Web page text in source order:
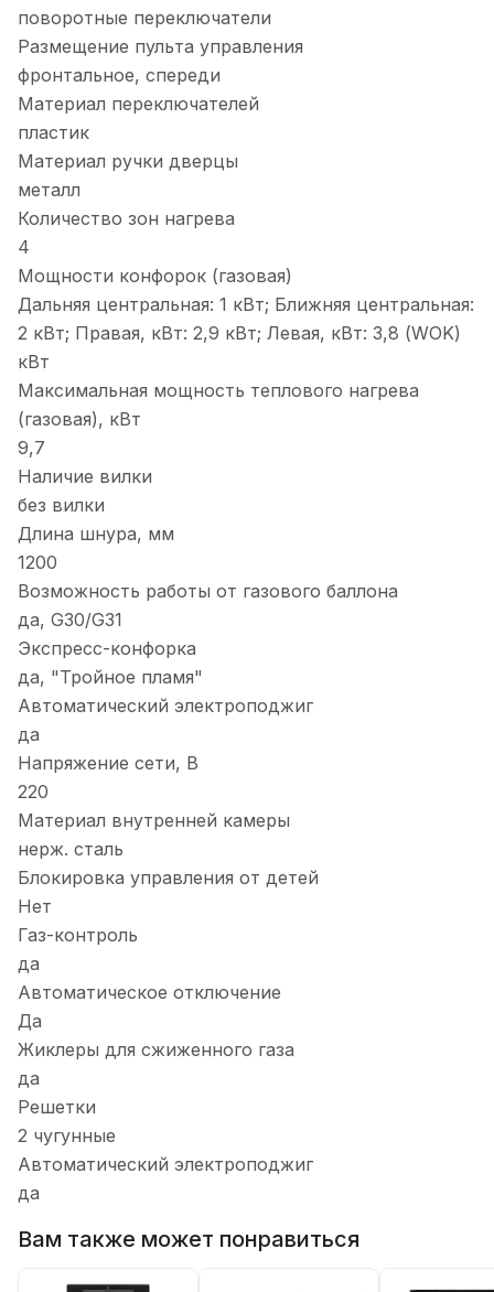
поворотные переключатели
Размещение пульта управления
фронтальное, спереди
Материал переключателей
пластик
Материал ручки дверцы
металл
Количество зон нагрева
4
Мощности конфорок (газовая)
Дальняя центральная: 1 кВт; Ближняя центральная:
2 кВт; Правая, кВт: 2,9 кВт; Левая, кВт: 3,8 (WOK)
кВт
Максимальная мощность теплового нагрева
(газовая), кВт
9,7
Наличие вилки
без вилки
Длина шнура, мм
1200
Возможность работы от газового баллона
да, G30/G31
Экспресс-конфорка
да, "Тройное пламя"
Автоматический электроподжиг
да
Напряжение сети, В
220
Материал внутренней камеры
нерж. сталь
Блокировка управления от детей
Нет
Газ-контроль
да
Автоматическое отключение
Да
Жиклеры для сжиженного газа
да
Решетки
2 чугунные
Автоматический электроподжиг
да
Вам также может понравиться